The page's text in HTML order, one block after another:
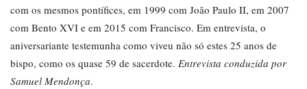
com os mesmos pontífices, em 1999 com João Paulo II, em 2007
com Bento XVI e em 2015 com Francisco. Em entrevista, o
aniversariante testemunha como viveu não só estes 25 anos de
bispo, como os quase 59 de sacerdote. Entrevista conduzida por
Samuel Mendonça.